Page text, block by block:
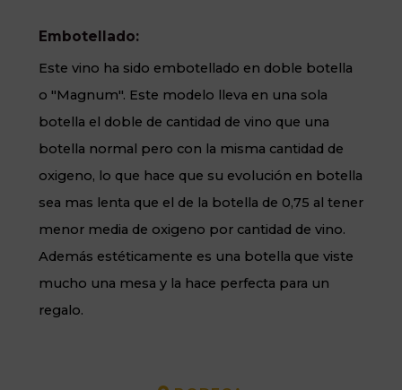
Embotellado:
Este vino ha sido embotellado en doble botella
o "Magnum". Este modelo lleva en una sola
botella el doble de cantidad de vino que una
botella normal pero con la misma cantidad de
oxigeno, lo que hace que su evolución en botella
sea mas lenta que el de la botella de 0,75 al tener
menor media de oxigeno por cantidad de vino.
Además estéticamente es una botella que viste
mucho una mesa y la hace perfecta para un
regalo.